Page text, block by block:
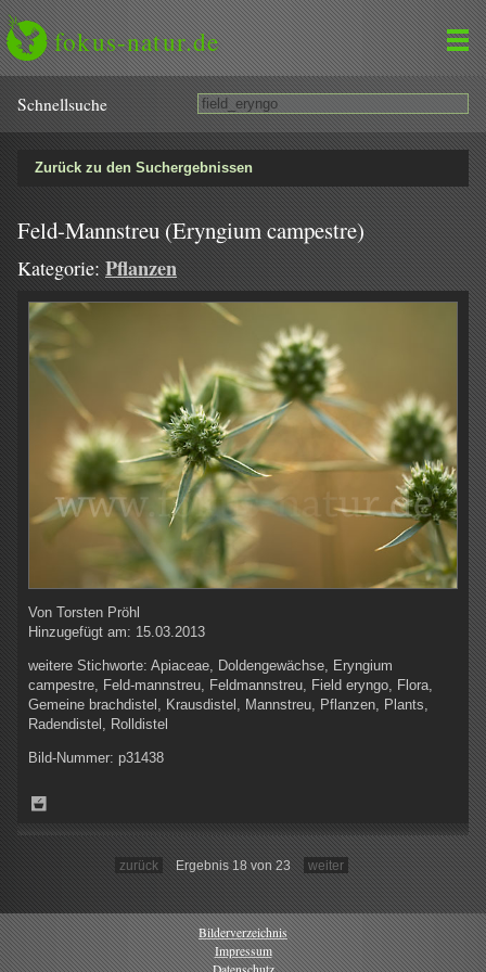
fokus-natur.de
Schnell­suche
Zurück zu den Suchergebnissen
Feld-Mannstreu (Eryngium campestre)
Kategorie: Pflanzen
Von Torsten Pröhl
Hinzugefügt am: 15.03.2013
weitere Stichworte: Apiaceae, Doldengewächse, Eryngium
campestre, Feld-mannstreu, Feldmannstreu, Field eryngo, Flora,
Gemeine brachdistel, Krausdistel, Mannstreu, Pflanzen, Plants,
Radendistel, Rolldistel
Bild-Nummer: p31438
zurück Ergebnis 18 von 23 weiter
Bilderverzeichnis
Impressum